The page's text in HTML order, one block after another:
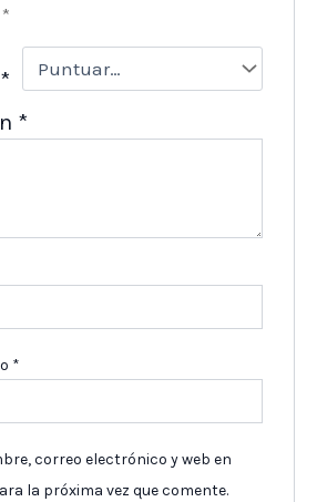
*
*
*
*
correo electrónico y web en
la próxima vez que comente.